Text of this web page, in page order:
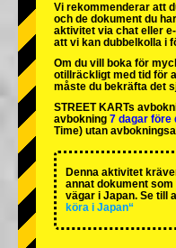
Vi rekommenderar att
och de dokument du
aktivitet via chat eller
att vi kan dubbelkolla i
Om du vill boka för
otillräckligt med tid för
måste du bekräfta det
STREET KARTs
avbokning 7 dagar före
Time) utan
Denna aktivitet
annat dokument
vägar i Japan. Se till
köra i Japan“